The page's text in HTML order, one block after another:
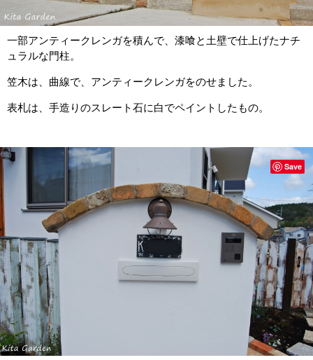
一部アンティークレンガを積んで、漆喰と土壁で仕上げたナチ
ュラルな門柱。
笠木は、曲線で、アンティークレンガをのせました。
表札は、手造りのスレート石に白でペイントしたもの。
Save